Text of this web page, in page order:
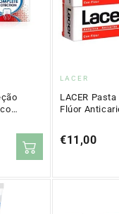
Proveedor:
LACER
LACER
Flúor
Precio
€11,00